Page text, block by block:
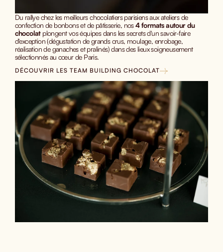
Du rallye chez les meilleurs chocolatiers parisiens aux ateliers de
confection de bonbons et de pâtisserie, nos4 formats autour du
chocolat plongent vos équipes dans les secrets d'un savoir-faire
d'exception (dégustation de grands crus, moulage, enrobage,
réalisation de ganaches et pralinés) dans des lieux soigneusement
sélectionnés au cœur de Paris.
DÉCOUVRIR LES TEAM BUILDING CHOCOLAT